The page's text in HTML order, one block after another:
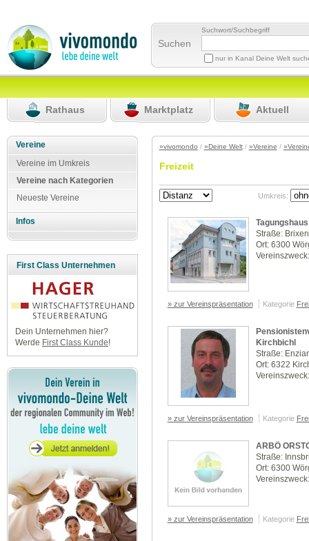
Suchen
Suchwort/Suchbegriff
nur in Kanal Deine Welt
Rathaus Marktplatz Aktuell
Vereine
Vereine im Umkreis
Vereine nach Kategorien
Neueste Vereine
Infos
First Class Unternehmen
Dein Unternehmen hier?
Werde First Class Kunde!
»vivomondo / »Deine Welt/ »Vereine /
Freizeit
Umkreis:
Tagungshaus
Straße:
Ort: 6300
» zur Vereinspräsentation Kategorie
Kirchbichl
Straße:
Ort: 6322
» zur Vereinspräsentation Kategorie
ARBÖ
Straße:
Ort: 6300
» zur Vereinspräsentation Kategorie